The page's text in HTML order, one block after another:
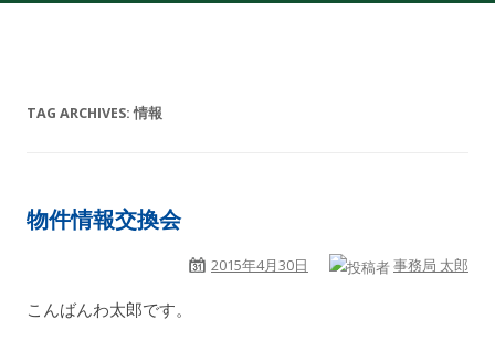
TAG ARCHIVES:情報
物件情報交換会
2015年4月30日 事務局 太郎
こんばんわ太郎です。